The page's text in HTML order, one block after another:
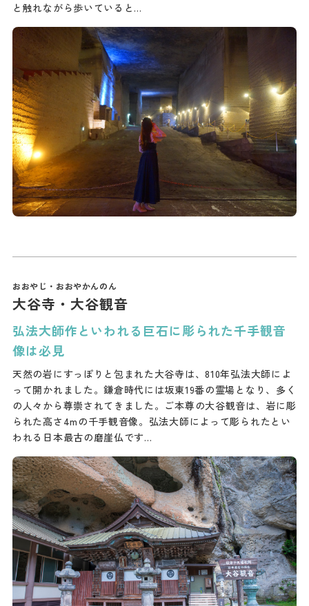
と触れながら歩いていると…
大谷寺・大谷観音
弘法大師作といわれる巨石に彫られた千手観音
像は必見
天然の岩にすっぽりと包まれた大谷寺は、810年弘法大師によ
って開かれました。鎌倉時代には坂東19番の霊場となり、多く
の人々から尊崇されてきました。ご本尊の大谷観音は、岩に彫
られた高さ4mの千手観音像。弘法大師によって彫られたとい
われる日本最古の磨崖仏です…